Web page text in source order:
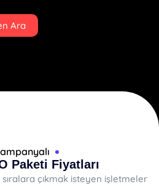
Ara
Paketi Fiyatları
çıkmak isteyen işletmeler